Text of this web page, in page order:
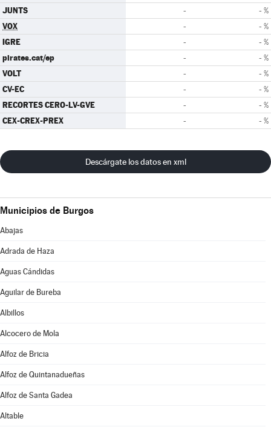
JUNTS - - %
VOX - - %
IGRE - - %
pirates.cat/ep - - %
VOLT - - %
CV-EC - - %
RECORTES CERO-LV-GVE - - %
CEX-CREX-PREX - - %
Descárgate los datos en xml
Municipios de Burgos
Abajas
Adrada de Haza
Aguas Cándidas
Aguilar de Bureba
Albillos
Alcocero de Mola
Alfoz de Bricia
Alfoz de Quintanadueñas
Alfoz de Santa Gadea
Altable